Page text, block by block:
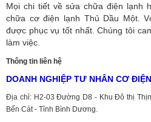
Mọi chi tiết về sửa chữa điện lạnh
chữa cơ điện lạnh Thủ Dầu Một.
được phục vụ tốt nhất. Chúng tôi
làm việc.
Thông tin liên hệ
DOANH NGHIỆP TƯ NHÂN CƠ
Địa chỉ: H2-03 Đường D8 - Khu Đô thị
Bến Cát - Tỉnh Bình Dương.